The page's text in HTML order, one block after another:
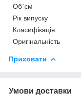
Об`єм
Рік випуску
Класифікація
Оригінальність
Приховати
Умови доставки